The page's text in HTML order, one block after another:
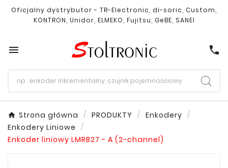
Oficjalny dystrybutor - TR-Electronic, di-soric, Custom,
KONTRON, Unidor, ELMEKO, Fujitsu, GeBE, SANEI
 call
Strona główna PRODUKTY
Enkodery
Enkodery Liniowe
Enkoder liniowy LMRB27 - A (2-channel)